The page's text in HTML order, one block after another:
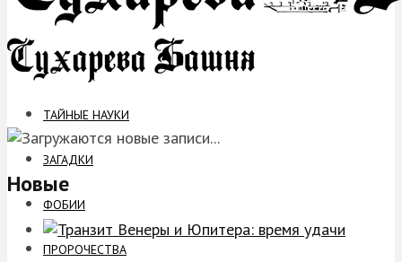
ТАЙНЫЕ НАУКИ
ЗАГАДКИ
ФОБИИ
ПРОРОЧЕСТВА
Новые